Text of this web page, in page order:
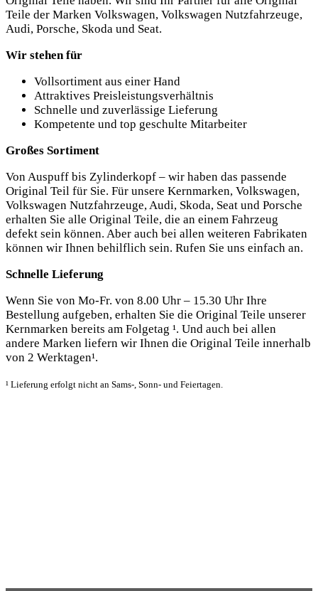
Teile der Marken Volkswagen, Volkswagen Nutzfahrzeuge,
Audi, Porsche, Skoda und Seat.
Wir stehen für
Vollsortiment aus einer Hand
Attraktives Preisleistungsverhältnis
Schnelle und zuverlässige Lieferung
Kompetente und top geschulte Mitarbeiter
Großes Sortiment
Von Auspuff bis Zylinderkopf – wir haben das passende
Original Teil für Sie. Für unsere Kernmarken, Volkswagen,
Volkswagen Nutzfahrzeuge, Audi, Skoda, Seat und Porsche
erhalten Sie alle Original Teile, die an einem Fahrzeug
defekt sein können. Aber auch bei allen weiteren Fabrikaten
können wir Ihnen behilflich sein. Rufen Sie uns einfach an.
Schnelle Lieferung
Wenn Sie von Mo-Fr. von 8.00 Uhr – 15.30 Uhr Ihre
Bestellung aufgeben, erhalten Sie die Original Teile unserer
Kernmarken bereits am Folgetag ¹. Und auch bei allen
andere Marken liefern wir Ihnen die Original Teile innerhalb
von 2 Werktagen¹.
¹ Lieferung erfolgt nicht an Sams-, Sonn- und Feiertagen.